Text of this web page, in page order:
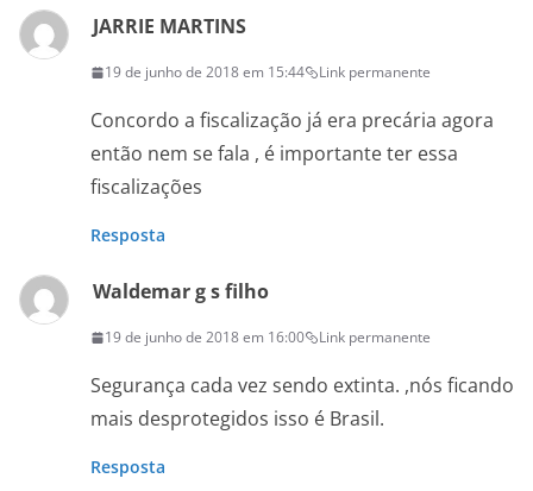
JARRIE MARTINS
19 de junho de 2018 em 15:44 Link permanente
Concordo a fiscalização já era precária agora
então nem se fala , é importante ter essa
fiscalizações
Resposta
Waldemar g s filho
19 de junho de 2018 em 16:00 Link permanente
Segurança cada vez sendo extinta. ,nós ficando
mais desprotegidos isso é Brasil.
Resposta